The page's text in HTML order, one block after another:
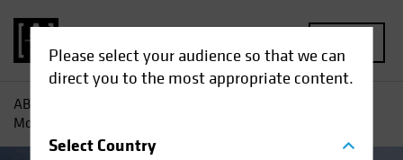
Please select your audience so that we can
direct you to the most appropriate content.
SelectCountry
AB
Monolith mehr